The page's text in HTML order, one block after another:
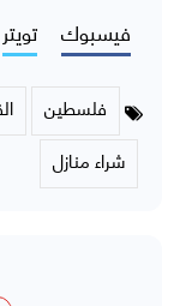
فيسبوك تويتر
فلسطين
شراء منازل